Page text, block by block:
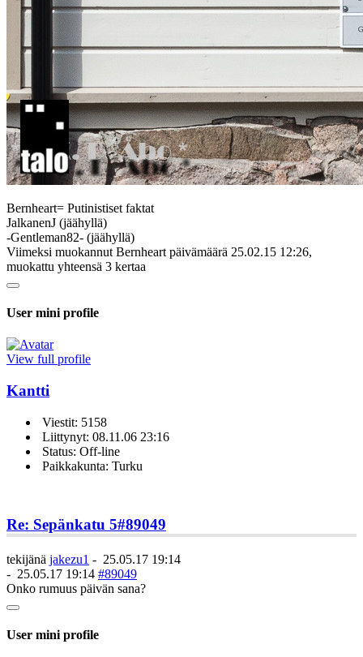
Bernheart= Putinistiset faktat
JalkanenJ (jäähyllä)
-Gentleman82- (jäähyllä)
Viimeksi muokannut Bernheart päivämäärä 25.02.15 12:26,
muokattu yhteensä 3 kertaa
User mini profile
View full profile
Kantti
Viestit: 5158
Liittynyt: 08.11.06 23:16
Status: Off-line
Paikkakunta: Turku
Re: Sepänkatu 5#89049
tekijänä jakezu1 - 25.05.17 19:14
- 25.05.17 19:14 #89049
Onko rumuus päivän sana?
User mini profile